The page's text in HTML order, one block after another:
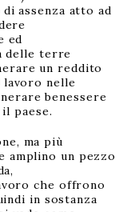
assenza atto ad
ed
delle terre
un reddito
lavoro nelle
benessere
paese.
ma più
amplino un pezzo
che offrono
in sostanza